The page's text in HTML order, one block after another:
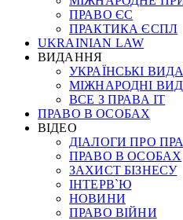
ПРАВО ЄС
ПРАКТИКА ЄСПЛ
UKRAINIAN LAW
ВИДАННЯ
УКРАЇНСЬКІ
МІЖНАРОДНІ
ВСЕ З ПРАВА ІТ
ПРАВО В ОСОБАХ
ВІДЕО
ДІАЛОГИ ПРО
ПРАВО В ОСОБАХ
ЗАХИСТ БІЗНЕСУ
ІНТЕРВ`Ю
НОВИНИ
ПРАВО ВІЙНИ